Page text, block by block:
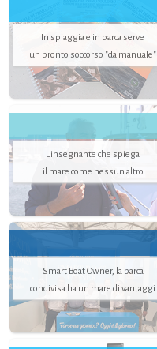
In spiaggia e in barca serve
un pronto soccorso "da manuale"
L'insegnante che spiega
il mare come nessun altro
Smart Boat Owner, la barca
condivisa ha un mare di vantaggi